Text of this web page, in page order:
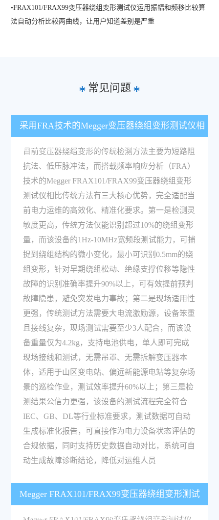
•FRAX101/FRAX99变压器绕组变形测试仪运用振幅和频移比较算
法自动分析比较两曲线，让用户知道差别是严重
* 常见问题 *
采用FRA技术的Megger变压器绕组变形测试仪相
比传统检测方法有哪些核心优势？
目前变压器绕组变形的传统检测方法主要为短路阻
抗法、低压脉冲法，而搭载频率响应分析（FRA）
技术的Megger FRAX101/FRAX99变压器绕组变形
测试仪相比传统方法有三大核心优势，完全适配当
前电力运维的高效化、精准化要求。第一是检测灵
敏度更高，传统方法仅能识别超过10%的绕组变形
量，而该设备的1Hz-10MHz宽频段测试能力，可捕
捉到绕组结构的微小变化，最小可识别0.5mm的绕
组变形，针对早期绕组松动、绝缘支撑位移等隐性
故障的识别准确率提升90%以上，可有效提前预判
故障隐患，避免突发电力事故；第二是现场适用性
更强，传统测试方法需要大电流激励源，设备笨重
且接线复杂，现场测试需要至少3人配合，而该设
备重量仅为4.2kg，支持电池供电，单人即可完成
现场接线和测试，无需吊罩、无需拆解变压器本
体，适用于山区变电站、偏远新能源电站等复杂场
景的巡检作业，测试效率提升60%以上；第三是检
测结果公信力更强，该设备的测试流程完全符合
IEC、GB、DL等行业标准要求，测试数据可自动
生成标准化报告，可直接作为电力设备状态评估的
合规依据，同时支持历史数据自动对比，系统可自
动生成故障诊断结论，降低对运维人员
Megger FRAX101/FRAX99变压器绕组变形测试
仪符合哪些行业标准？适合哪些类型的单位采